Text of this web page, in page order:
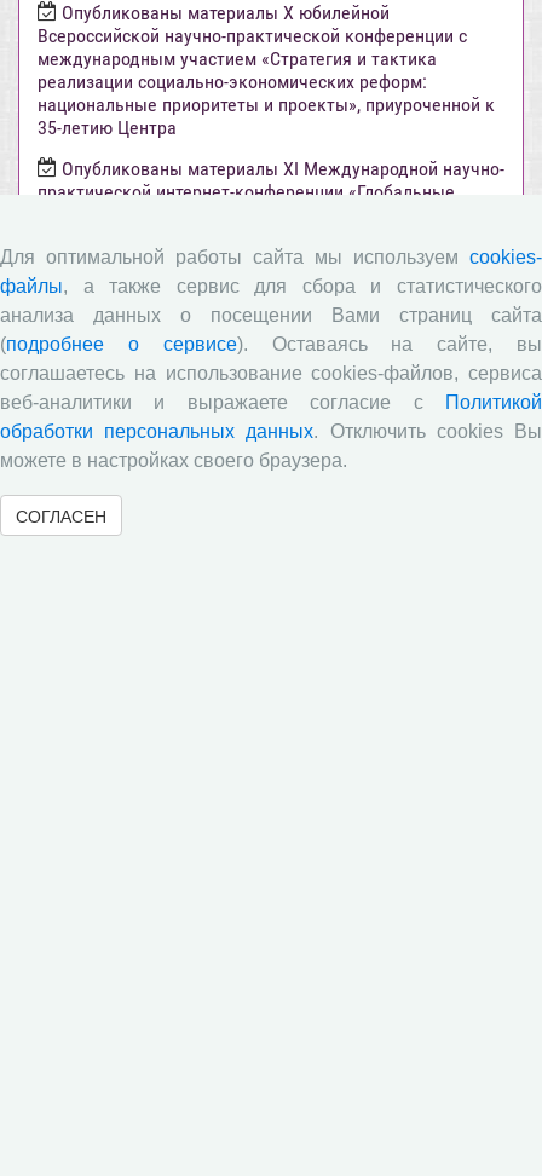
Опубликованы материалы X юбилейной
Всероссийской научно-практической конференции с
международным участием «Стратегия и тактика
реализации социально-экономических реформ:
национальные приоритеты и проекты», приуроченной к
35-летию Центра
Опубликованы материалы XI Международной научно-
практической интернет-конференции «Глобальные
Вышел новый выпуск информационно-
аналитического бюллетеня «Эффективность
государственного управления в оценках населения»,
посвященный результатам социологического опроса
жителей Вологодской области в июне 2026 года
Развитие академической науки в регионе: круглый
стол с участием представителей Санкт‑Петербурга и
Вологодской области
Для оптимальной работы сайта мы используем cookies-
файлы, а также сервис для сбора и статистического
анализа данных о посещении Вами страниц сайта
(подробнее о сервисе). Оставаясь на сайте, вы
соглашаетесь на использование cookies-файлов, сервиса
веб-аналитики и выражаете согласие с
Политикой
обработки персональных данных. Отключить cookies Вы
можете в настройках своего браузера.
СОГЛАСЕН